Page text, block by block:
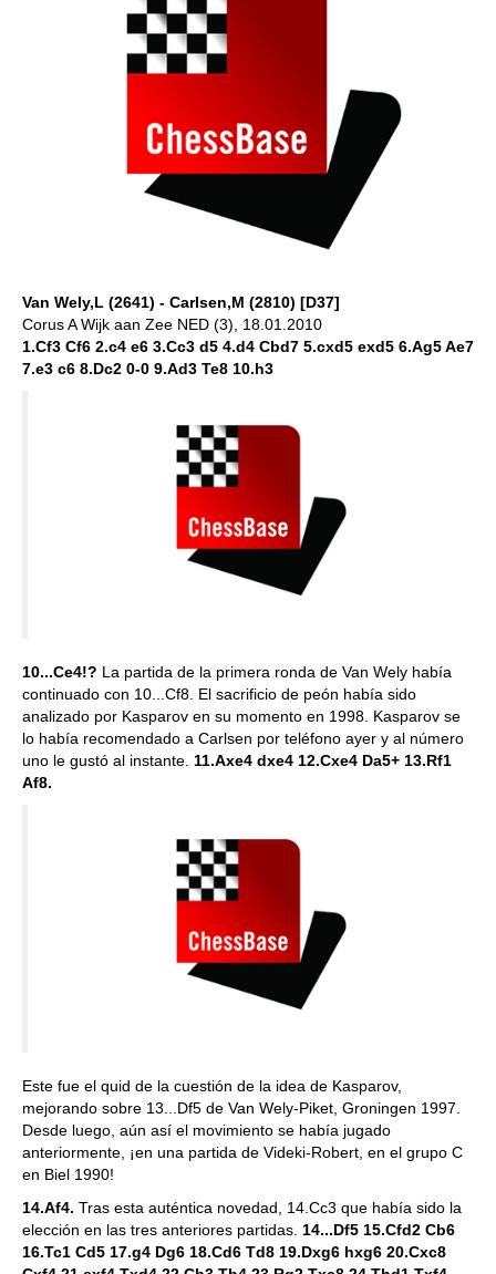
Van Wely,L (2641) - Carlsen,M (2810) [D37]
Corus A Wijk aan Zee NED (3), 18.01.2010
1.Cf3 Cf6 2.c4 e6 3.Cc3 d5 4.d4 Cbd7 5.cxd5 exd5 6.Ag5 Ae7
7.e3 c6 8.Dc2 0-0 9.Ad3 Te8 10.h3
10...Ce4!? La partida de la primera ronda de Van Wely había
continuado con 10...Cf8. El sacrificio de peón había sido
analizado por Kasparov en su momento en 1998. Kasparov se
lo había recomendado a Carlsen por teléfono ayer y al número
uno le gustó al instante. 11.Axe4 dxe4 12.Cxe4 Da5+ 13.Rf1
Af8.
Este fue el quid de la cuestión de la idea de Kasparov,
mejorando sobre 13...Df5 de Van Wely-Piket, Groningen 1997.
Desde luego, aún así el movimiento se había jugado
anteriormente, ¡en una partida de Videki-Robert, en el grupo C
en Biel 1990!
14.Af4. Tras esta auténtica novedad, 14.Cc3 que había sido la
elección en las tres anteriores partidas. 14...Df5 15.Cfd2 Cb6
16.Tc1 Cd5 17.g4 Dg6 18.Cd6 Td8 19.Dxg6 hxg6 20.Cxc8